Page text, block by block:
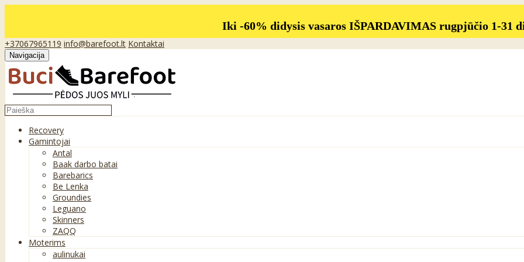
Iki -60% didysis vasaros IŠPARDAVIMAS rugpjūčio 1-31
+37067965119 info@barefoot.lt Kontaktai
Navigacija
Recovery
Gamintojai
Antal
Baak darbo batai
Barebarics
Be Lenka
Groundies
Leguano
Skinners
ZAQQ
Moterims
aulinukai